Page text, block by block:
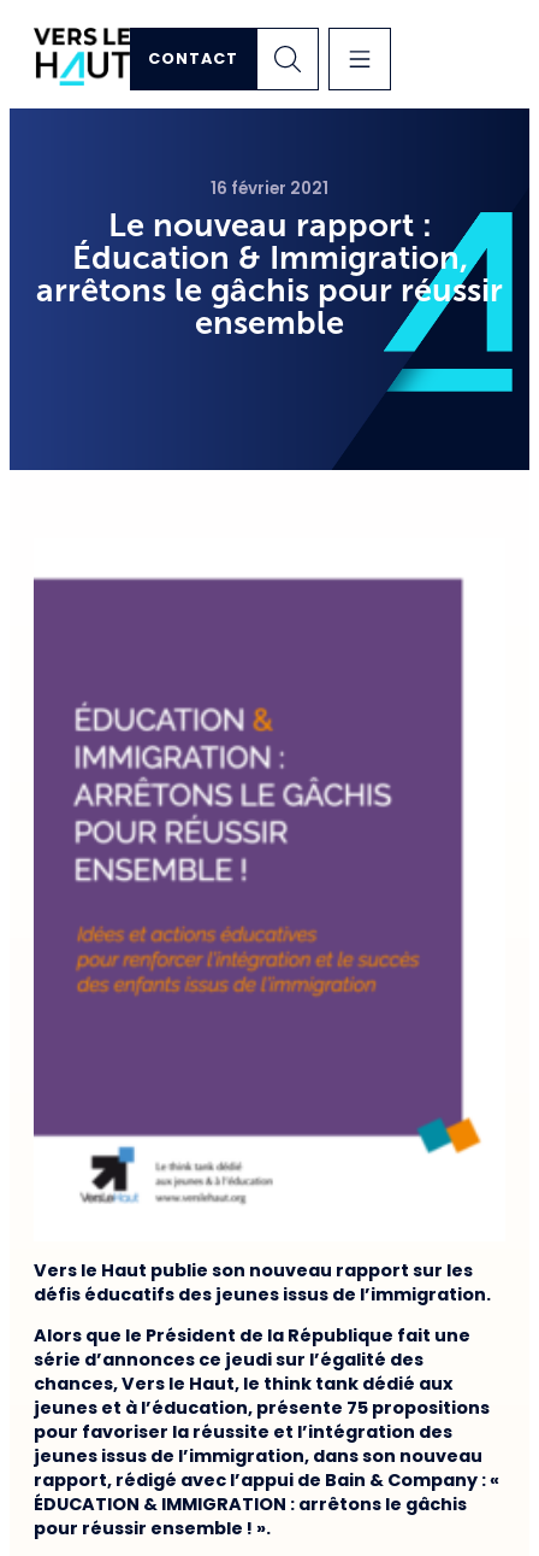
CONTACT
16 février 2021
Le nouveau rapport :
Éducation & Immigration,
arrêtons le gâchis pour réussir
ensemble
Vers le Haut publie son nouveau rapport sur les
défis éducatifs des jeunes issus de l’immigration.
Alors que le Président de la République fait une
série d’annonces ce jeudi sur l’égalité des
chances, Vers le Haut, le think tank dédié aux
jeunes et à l’éducation, présente 75 propositions
pour favoriser la réussite et l’intégration des
jeunes issus de l’immigration, dans son nouveau
rapport, rédigé avec l’appui de Bain & Company : «
ÉDUCATION & IMMIGRATION : arrêtons le gâchis
pour réussir ensemble ! ».